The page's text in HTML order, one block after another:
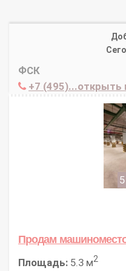
ФСК
+7 (495)...открыть
Продам
Площадь: 5.3 м2